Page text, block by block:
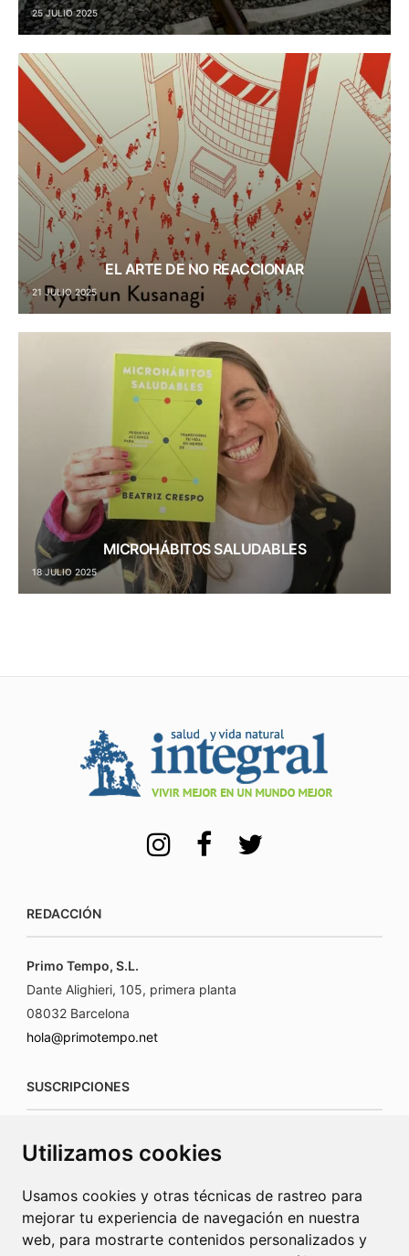
Utilizamos cookies
Usamos cookies y otras técnicas de rastreo para
mejorar tu experiencia de navegación en nuestra
web, para mostrarte contenidos personalizados y
25 JULIO 2025
EL ARTE DE NO REACCIONAR
21 JULIO 2025
MICROHÁBITOS SALUDABLES
18 JULIO 2025
REDACCIÓN
Primo Tempo, S.L.
Dante Alighieri, 105, primera planta
08032 Barcelona
hola@primotempo.net
SUSCRIPCIONES
www.connecorrevistas.com